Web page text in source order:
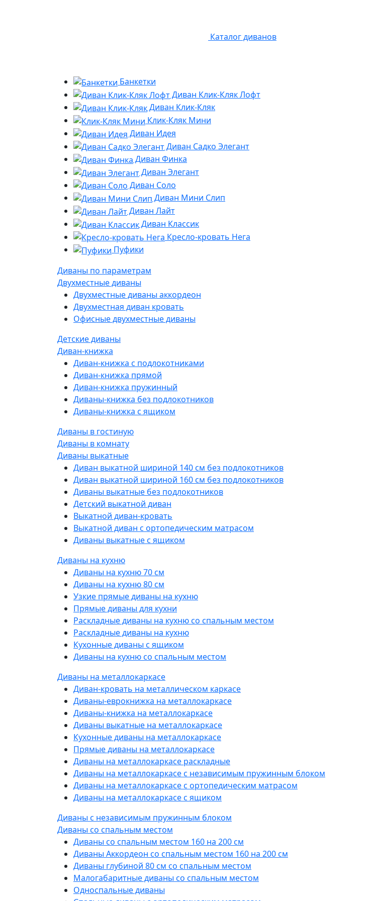
Каталог диванов
Банкетки
Диван Клик-Кляк Лофт
Диван Клик-Кляк
Клик-Кляк Мини
Диван Идея
Диван Садко Элегант
Диван Финка
Диван Элегант
Диван Соло
Диван Мини Слип
Диван Лайт
Диван Классик
Кресло-кровать Нега
Пуфики
Диваны по параметрам
Двухместные диваны
Двухместные диваны аккордеон
Двухместная диван кровать
Офисные двухместные диваны
Детские диваны
Диван-книжка
Диван-книжка с подлокотниками
Диван-книжка прямой
Диван-книжка пружинный
Диваны-книжка без подлокотников
Диваны-книжка с ящиком
Диваны в гостиную
Диваны в комнату
Диваны выкатные
Диван выкатной шириной 140 см без подлокотников
Диван выкатной шириной 160 см без подлокотников
Диваны выкатные без подлокотников
Детский выкатной диван
Выкатной диван-кровать
Выкатной диван с ортопедическим матрасом
Диваны выкатные с ящиком
Диваны на кухню
Диваны на кухню 70 см
Диваны на кухню 80 см
Узкие прямые диваны на кухню
Прямые диваны для кухни
Раскладные диваны на кухню со спальным местом
Раскладные диваны на кухню
Кухонные диваны с ящиком
Диваны на кухню со спальным местом
Диваны на металлокаркасе
Диван-кровать на металлическом каркасе
Диваны-еврокнижка на металлокаркасе
Диваны-книжка на металлокаркасе
Диваны выкатные на металлокаркасе
Кухонные диваны на металлокаркасе
Прямые диваны на металлокаркасе
Диваны на металлокаркасе раскладные
Диваны на металлокаркасе с независимым пружинным блоком
Диваны на металлокаркасе с ортопедическим матрасом
Диваны на металлокаркасе с ящиком
Диваны с независимым пружинным блоком
Диваны со спальным местом
Диваны со спальным местом 160 на 200 см
Диваны Аккордеон со спальным местом 160 на 200 см
Диваны глубиной 80 см со спальным местом
Малогабаритные диваны со спальным местом
Односпальные диваны